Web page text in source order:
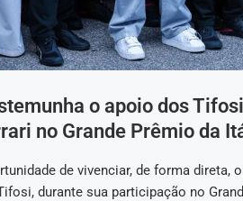
o apoio dos
no Grande Prêmio da
de vivenciar, de forma direta,
durante sua participação no